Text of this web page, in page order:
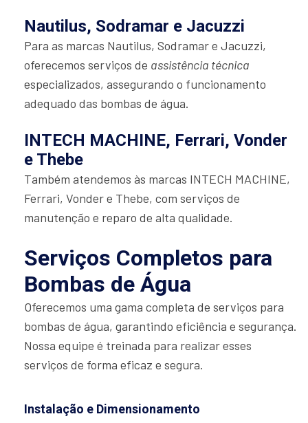
Nautilus, Sodramar e Jacuzzi
Para as marcas Nautilus, Sodramar e Jacuzzi,
oferecemos serviços de assistência técnica
especializados, assegurando o funcionamento
adequado das bombas de água.
INTECH MACHINE, Ferrari, Vonder
e Thebe
Também atendemos às marcas INTECH MACHINE,
Ferrari, Vonder e Thebe, com serviços de
manutenção e reparo de alta qualidade.
Serviços Completos para
Bombas de Água
Oferecemos uma gama completa de serviços para
bombas de água, garantindo eficiência e segurança.
Nossa equipe é treinada para realizar esses
serviços de forma eficaz e segura.
Instalação e Dimensionamento